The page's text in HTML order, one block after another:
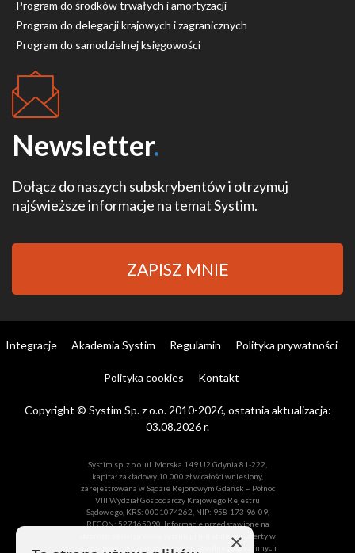
Program do środków trwałych i amortyzacji
Program do delegacji krajowych i zagranicznych
Program do samodzielnej księgowości
Newsletter.
Dołącz do naszych subskrybentów i otrzymuj
najświeższe informacje na temat Systim.
ZAPISZ MNIE
Integracje Akademia Systim Regulamin Polityka prywatności
Polityka cookies Kontakt
Copyright © Systim Sp. z o.o. 2010-2026, ostatnia aktualizacja:
03.08.2026 r.
Systim sp. z o.o. ul. Morska 149 U2 Gdynia 81-222,
kapitał zakładowy 10 000 zł w całości wniesiony,
zarejestrowana w Sądzie Rejonowym Gdańsk – Północ
VIII Wydział Gospodarczy Krajowego Rejestru
Sądowego, KRS: 0001074262, NIP: 958-173-96-09,
REGON: 527165090. Informacje przedstawione na
stronach serwisu www.systim.pl nie stanowią oferty w
rozumieniu przepisów Kodeksu Cywilnego oraz innych
×